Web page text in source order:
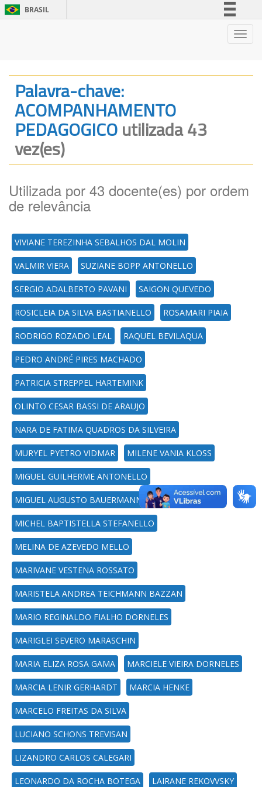
BRASIL
Canais
Palavra-chave:
ACOMPANHAMENTO
PEDAGOGICOutilizada 43
vez(es)
Utilizada por 43 docente(es) por ordem
de relevância
VIVIANE TEREZINHA SEBALHOS DAL MOLIN
VALMIR VIERA SUZIANE BOPP ANTONELLO
SERGIO ADALBERTO PAVANI SAIGON QUEVEDO
ROSICLEIA DA SILVA BASTIANELLO ROSAMARI PIAIA
RODRIGO ROZADO LEAL RAQUEL BEVILAQUA
PEDRO ANDRÉ PIRES MACHADO
PATRICIA STREPPEL HARTEMINK
OLINTO CESAR BASSI DE ARAUJO
NARA DE FATIMA QUADROS DA SILVEIRA
MURYEL PYETRO VIDMAR MILENE VANIA KLOSS
MIGUEL GUILHERME ANTONELLO
MIGUEL AUGUSTO BAUERMANN BRASIL
MICHEL BAPTISTELLA STEFANELLO
MELINA DE AZEVEDO MELLO
MARIVANE VESTENA ROSSATO
MARISTELA ANDREA TEICHMANN BAZZAN
MARIO REGINALDO FIALHO DORNELES
MARIGLEI SEVERO MARASCHIN
MARIA ELIZA ROSA GAMA MARCIELE VIEIRA DORNELES
MARCIA LENIR GERHARDT MARCIA HENKE
MARCELO FREITAS DA SILVA
LUCIANO SCHONS TREVISAN
LIZANDRO CARLOS CALEGARI
LEONARDO DA ROCHA BOTEGA LAIRANE REKOVVSKY